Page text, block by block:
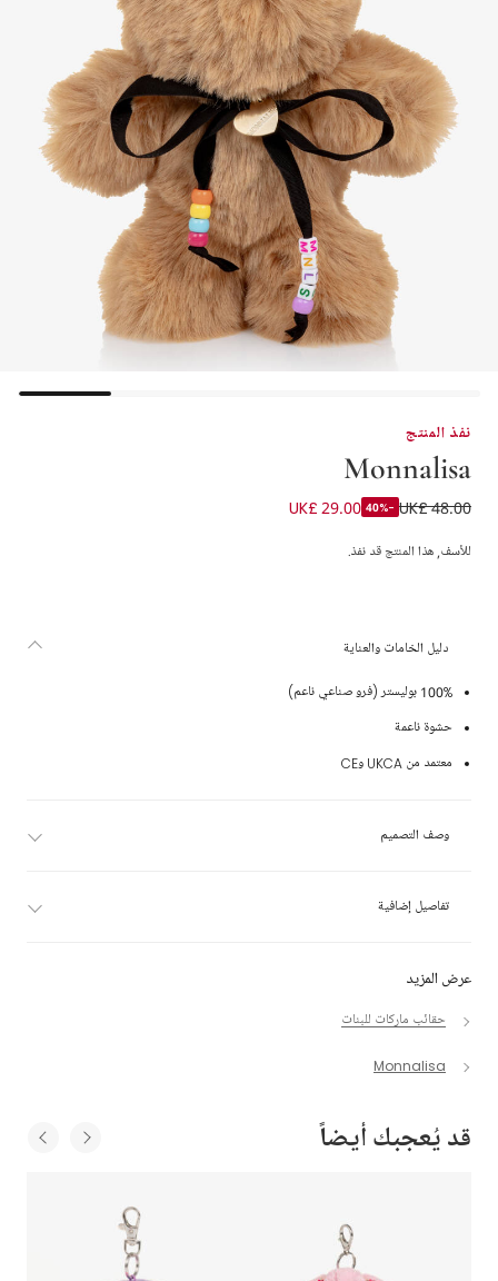
نفذ المنتج
Monnalisa
إكسسوار حقيبة دب تيدي لون بيج (20 سم)
UK£ 48.00
-40%
UK£ 29.00
للأسف, هذا المنتج قد نفذ.
عرض المزيد
حقائب ماركات للبنات
Monnalisa
دليل الخامات والعناية
100% بوليستر (فرو صناعي ناعم)
حشوة ناعمة
معتمد من UKCA وCE
وصف التصميم
تفاصيل إضافية
قد يُعجبك أيضاً